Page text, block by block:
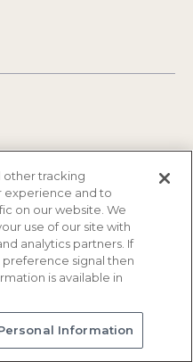
リシー Cookieポリシー
other tracking
experience and to
on our website. We
use of our site with
analytics partners. If
signal then
is available in
Information